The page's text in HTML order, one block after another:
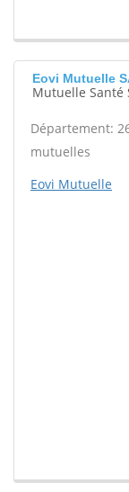
Eovi Mutuelle
Mutuelle Santé
Département:
mutuelles
Eovi Mutuelle